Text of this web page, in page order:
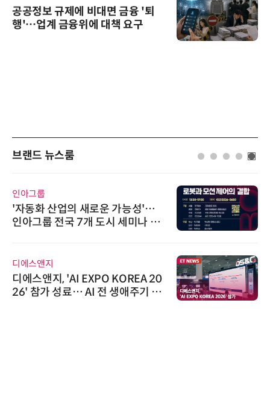
공공정보 규제에 비대면 금융 '퇴
행'…업계 금융위에 대책 요구
브랜드 뉴스룸
인아그룹
'자동화 산업의 새로운 가능성'…
인아그룹 전국 7개 도시 세미나 페
디에스앤지
디에스앤지, 'AI EXPO KOREA 20
26' 참가 성료… AI 전 생애주기 아